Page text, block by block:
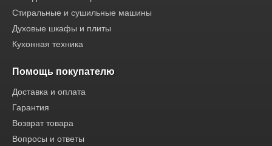
Стиральные и сушильные машины
Духовые шкафы и плиты
Кухонная техника
Помощь покупателю
Доставка и оплата
Гарантия
Возврат товара
Вопросы и ответы